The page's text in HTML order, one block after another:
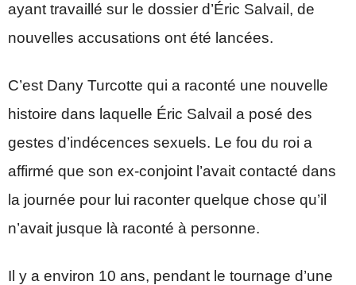
ayant travaillé sur le dossier d’Éric Salvail, de
nouvelles accusations ont été lancées.
C’est Dany Turcotte qui a raconté une nouvelle
histoire dans laquelle Éric Salvail a posé des
gestes d’indécences sexuels. Le fou du roi a
affirmé que son ex-conjoint l’avait contacté dans
la journée pour lui raconter quelque chose qu’il
n’avait jusque là raconté à personne.
Il y a environ 10 ans, pendant le tournage d’une